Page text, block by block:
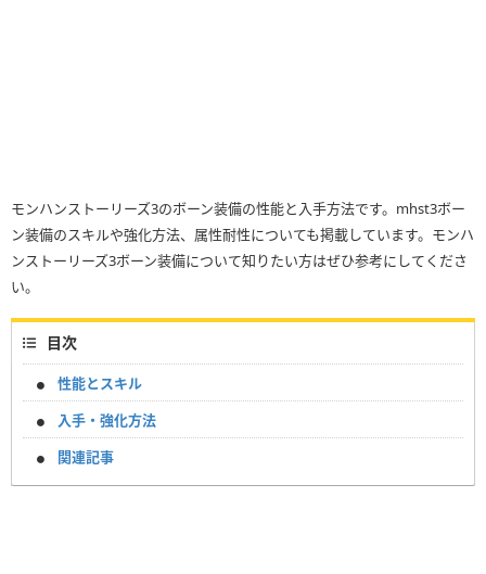
モンハンストーリーズ3のボーン装備の性能と入手方法です。mhst3ボー
ン装備のスキルや強化方法、属性耐性についても掲載しています。モンハ
ンストーリーズ3ボーン装備について知りたい方はぜひ参考にしてくださ
い。
目次
性能とスキル
入手・強化方法
関連記事